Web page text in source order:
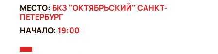
МЕСТО: БКЗ "ОКТЯБРЬСКИЙ" САНКТ-
ПЕТЕРБУРГ
НАЧАЛО: 19:00